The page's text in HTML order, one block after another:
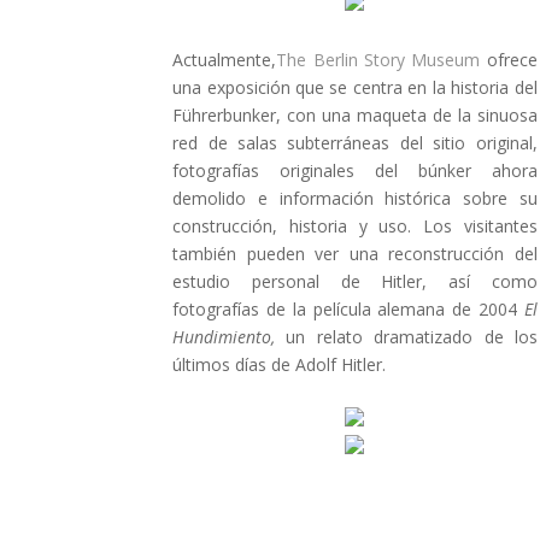
Actualmente,The Berlin Story Museum ofrece
una exposición que se centra en la historia del
Führerbunker, con una maqueta de la sinuosa
red de salas subterráneas del sitio original,
fotografías originales del búnker ahora
demolido e información histórica sobre su
construcción, historia y uso. Los visitantes
también pueden ver una reconstrucción del
estudio personal de Hitler, así como
fotografías de la película alemana de 2004 El
Hundimiento, un relato dramatizado de los
últimos días de Adolf Hitler.